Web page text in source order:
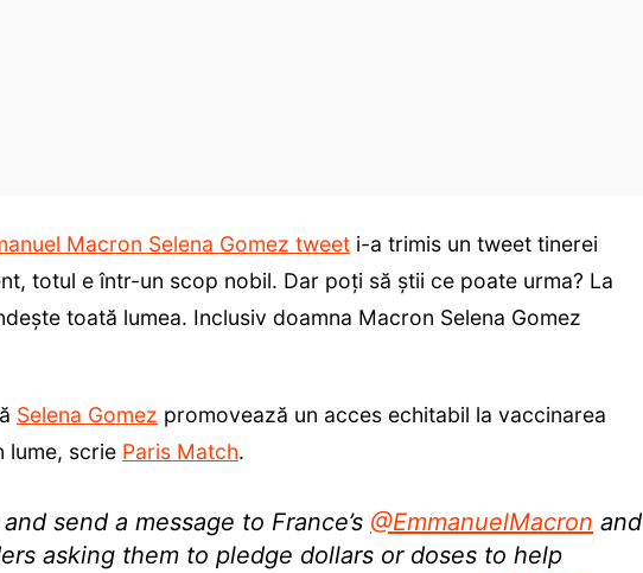
Macron Selena Gomez tweet i-a trimis un tweet tinerei
totul e într-un scop nobil. Dar poți să știi ce poate urma? La
toată lumea. Inclusiv doamna Macron Selena Gomez
Selena Gomez promovează un acces echitabil la vaccinarea
lume, scrie Paris Match.
send a message to France’s @EmmanuelMacron and
asking them to pledge dollars or doses to help